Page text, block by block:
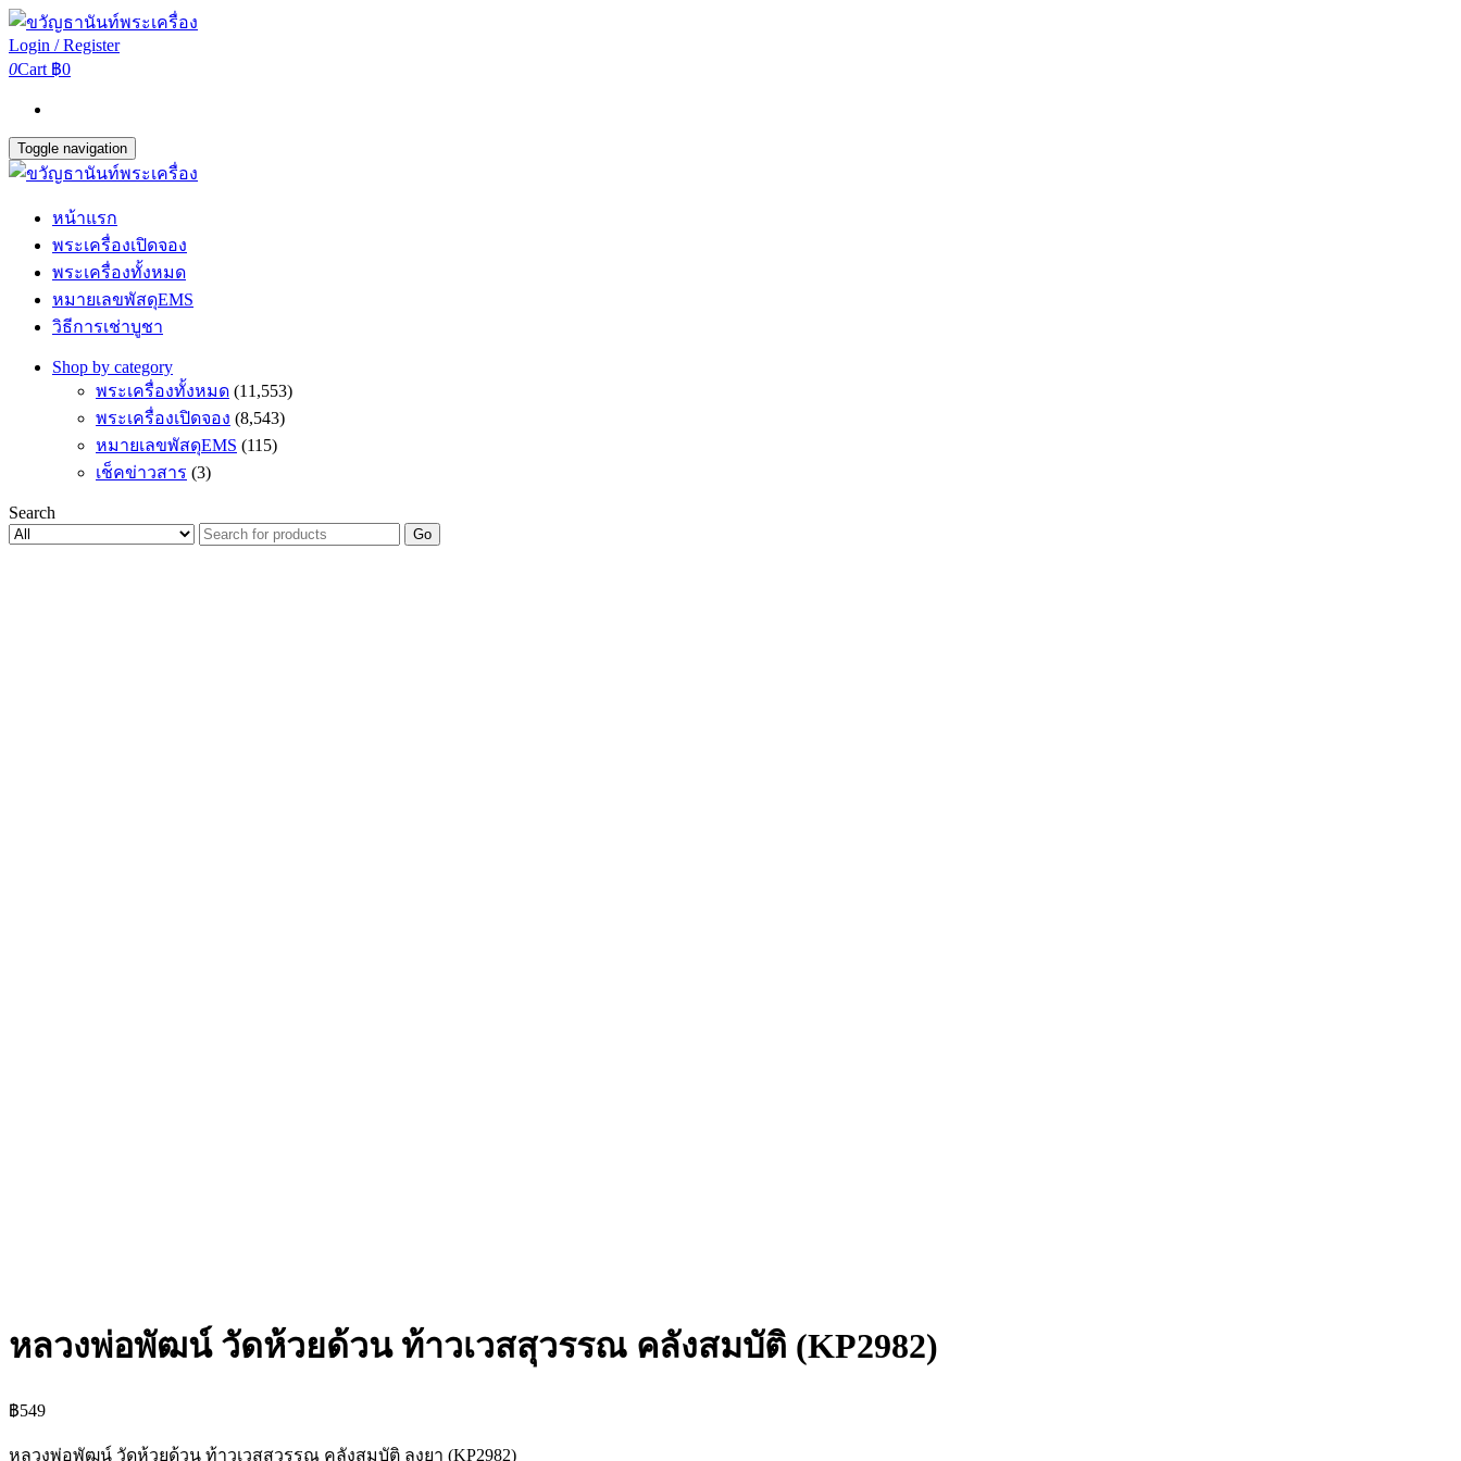
Login / Register
0Cart ฿0
Toggle navigation
หน้าแรก
พระเครื่องเปิดจอง
พระเครื่องทั้งหมด
หมายเลขพัสดุEMS
วิธีการเช่าบูชา
Shop by category
พระเครื่องทั้งหมด (11,553)
พระเครื่องเปิดจอง (8,543)
หมายเลขพัสดุEMS (115)
เช็คข่าวสาร (3)
Search
Go
หลวงพ่อพัฒน์ วัดห้วยด้วน ท้าวเวสสุวรรณ คลังสมบัติ (KP2982)
฿549
หลวงพ่อพัฒน์ วัดห้วยด้วน ท้าวเวสสุวรรณ คลังสมบัติ ลงยา (KP2982)